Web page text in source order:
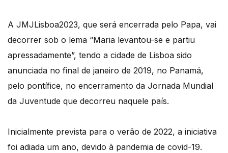
A JMJLisboa2023, que será encerrada pelo Papa, vai
decorrer sob o lema “Maria levantou-se e partiu
apressadamente”, tendo a cidade de Lisboa sido
anunciada no final de janeiro de 2019, no Panamá,
pelo pontífice, no encerramento da Jornada Mundial
da Juventude que decorreu naquele país.
Inicialmente prevista para o verão de 2022, a iniciativa
foi adiada um ano, devido à pandemia de covid-19.